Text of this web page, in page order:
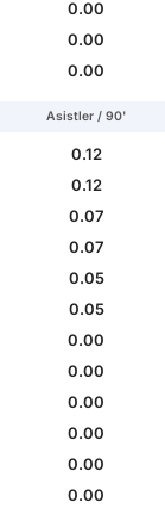
0.00
0.00
0.00
Asistler / 90'
0.12
0.12
0.07
0.07
0.05
0.05
0.00
0.00
0.00
0.00
0.00
0.00